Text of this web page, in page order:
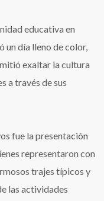
educativa en
un día lleno de color,
exaltar la cultura
a través de sus
fue la presentación
representaron con
trajes típicos y
las actividades